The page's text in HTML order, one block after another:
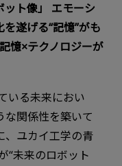
ット像」 エモーシ
遂げる“記憶”がも
憶×テクノロジーが
いる未来におい
な関係性を築いて
、ユカイ工学の青
“未来のロボット